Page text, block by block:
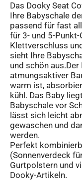
Das Dooky Seat
Ihre Babyschale
passend für fast
für 3- und 5-
Klettverschluss
sieht Ihre
und schön
atmungsaktiver
warm ist,
kühl. Das Baby
Babyschale vor
lässt sich leicht
gewaschen und
werden.
Perfekt
(Sonnenverdeck
Gurtpolstern und
Dooky-Artikeln.